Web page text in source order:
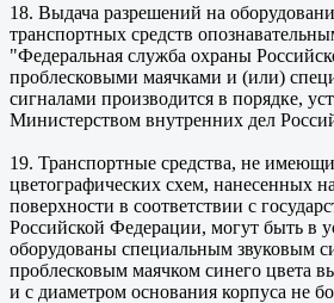
18. Выдача разрешений на
транспортных средств
"Федеральная служба охраны
проблесковыми маячками и (или)
сигналами производится в порядке,
Министерством внутренних дел
19. Транспортные средства, не
цветографических схем, нанесенных
поверхности в соответствии с
Российской Федерации, могут быть в
оборудованы специальным звуковым
проблесковым маячком синего цвета
и с диаметром основания корпуса не